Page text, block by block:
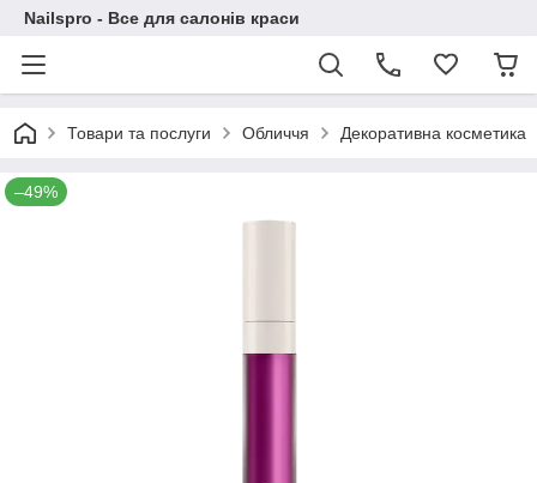
Nailspro - Все для салонів краси
Товари та послуги Обличчя Декоративна косметика
–49%